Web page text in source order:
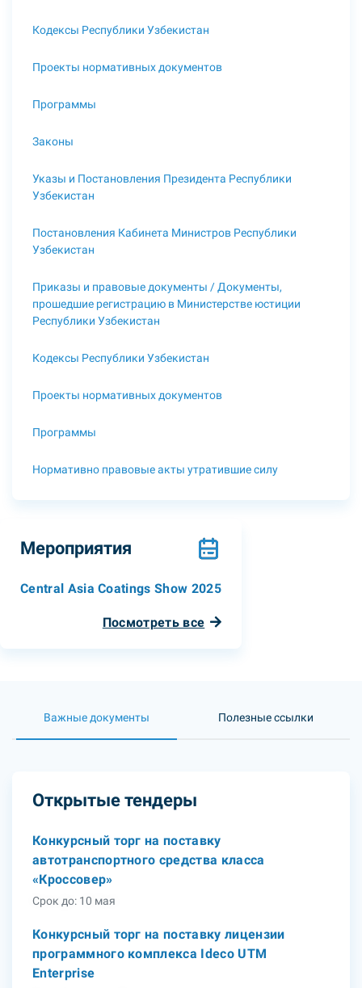
Кодексы Республики Узбекистан
Проекты нормативных документов
Программы
Законы
Указы и Постановления Президента Республики
Узбекистан
Постановления Кабинета Министров Республики
Узбекистан
Приказы и правовые документы / Документы,
прошедшие регистрацию в Министерстве юстиции
Республики Узбекистан
Кодексы Республики Узбекистан
Проекты нормативных документов
Программы
Нормативно правовые акты утратившие силу
Мероприятия
Central Asia Coatings Show 2025
Посмотреть все
Важные документы Полезные ссылки
Открытые тендеры
Конкурсный торг на поставку
автотранспортного средства класса
«Кроссовер»
Срок до: 10 мая
Конкурсный торг на поставку лицензии
программного комплекса Ideco UTM
Enterprise